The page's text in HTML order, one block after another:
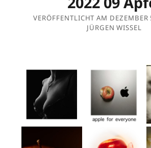
VERÖFFENTLICHT AM
JÜRGEN WISSEL